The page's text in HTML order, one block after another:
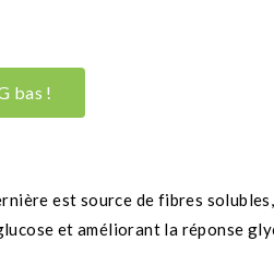
bas !
est source de fibres
et améliorant la réponse